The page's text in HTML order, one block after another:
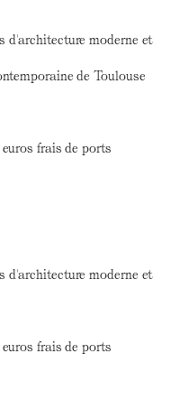
d'architecture moderne et
de Toulouse
frais de ports
d'architecture moderne et
frais de ports